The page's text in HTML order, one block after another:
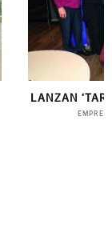
LANZAN